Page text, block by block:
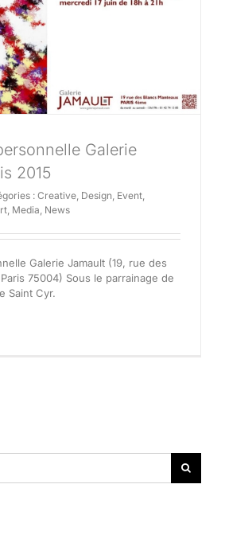
Galerie
2015
: Creative, Design, Event,
, Media, News
Galerie Jamault (19, rue des
75004) Sous le parrainage de
Saint Cyr.